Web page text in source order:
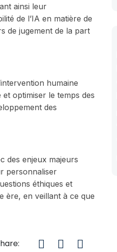
ainsi leur
de l’IA en matière de
de jugement de la part
humaine
optimiser le temps des
des
des enjeux majeurs
personnaliser
éthiques et
ère, en veillant à ce que